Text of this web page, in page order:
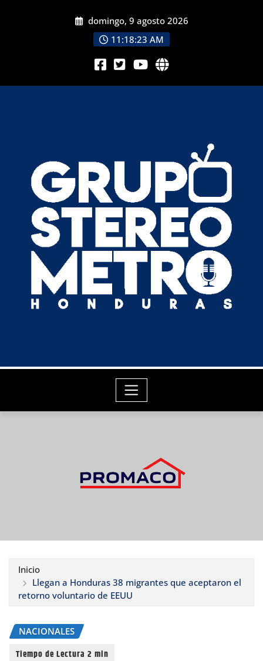
domingo, 9 agosto 2026
11:18:25 AM
Inicio
Llegan a Honduras 38 migrantes que aceptaron el
retorno voluntario de EEUU
NACIONALES